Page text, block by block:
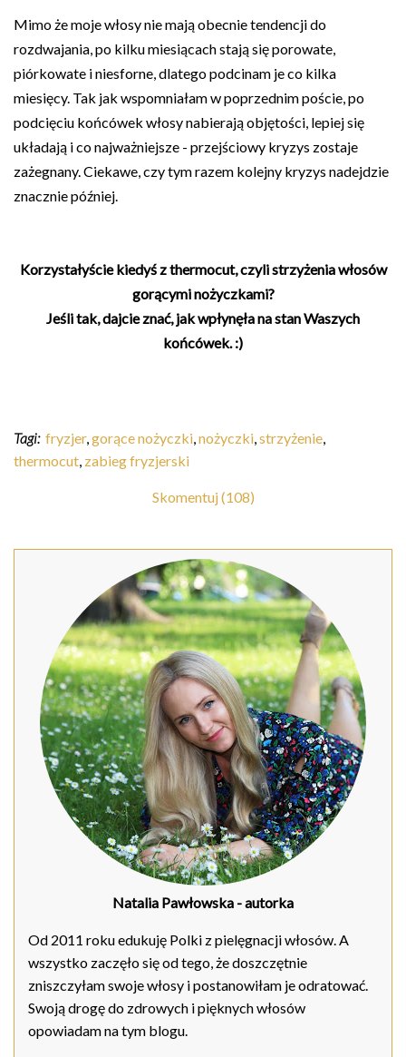
Mimo że moje włosy nie mają obecnie tendencji do
rozdwajania, po kilku miesiącach stają się porowate,
piórkowate i niesforne, dlatego podcinam je co kilka
miesięcy. Tak jak wspomniałam w poprzednim poście, po
podcięciu końcówek włosy nabierają objętości, lepiej się
układają i co najważniejsze - przejściowy kryzys zostaje
zażegnany. Ciekawe, czy tym razem kolejny kryzys nadejdzie
znacznie później.
Korzystałyście kiedyś z thermocut, czyli strzyżenia włosów
gorącymi nożyczkami?
Jeśli tak, dajcie znać, jak wpłynęła na stan Waszych
końcówek. :)
Tagi: fryzjer, gorące nożyczki nożyczki strzyżenie
thermocut zabieg fryzjerski
Skomentuj (108)
Natalia Pawłowska - autorka
Od 2011 roku edukuję Polki z pielęgnacji włosów. A
wszystko zaczęło się od tego, że doszczętnie
zniszczyłam swoje włosy i postanowiłam je odratować.
Swoją drogę do zdrowych i pięknych włosów
opowiadam na tym blogu.